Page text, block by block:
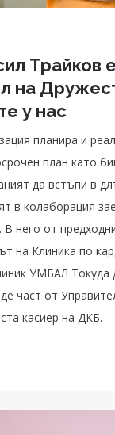
Трайков
на
у нас
планира и
план като
да встъпи в
в колаборация
В него от
на Клиника по
УМБАЛ Токуда
част от
касиер на ДКБ.